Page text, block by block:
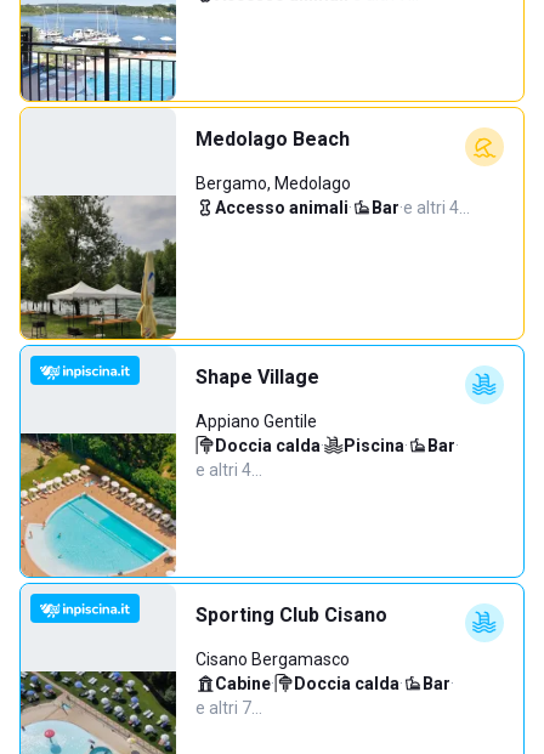
Medolago Beach
Bergamo, Medolago
Accesso animali· Bar·e altri 4…
Shape Village
Appiano Gentile
Doccia calda· Piscina· Bar·
e altri 4…
Sporting Club Cisano
Cisano Bergamasco
Cabine· Doccia calda· Bar·
e altri 7…